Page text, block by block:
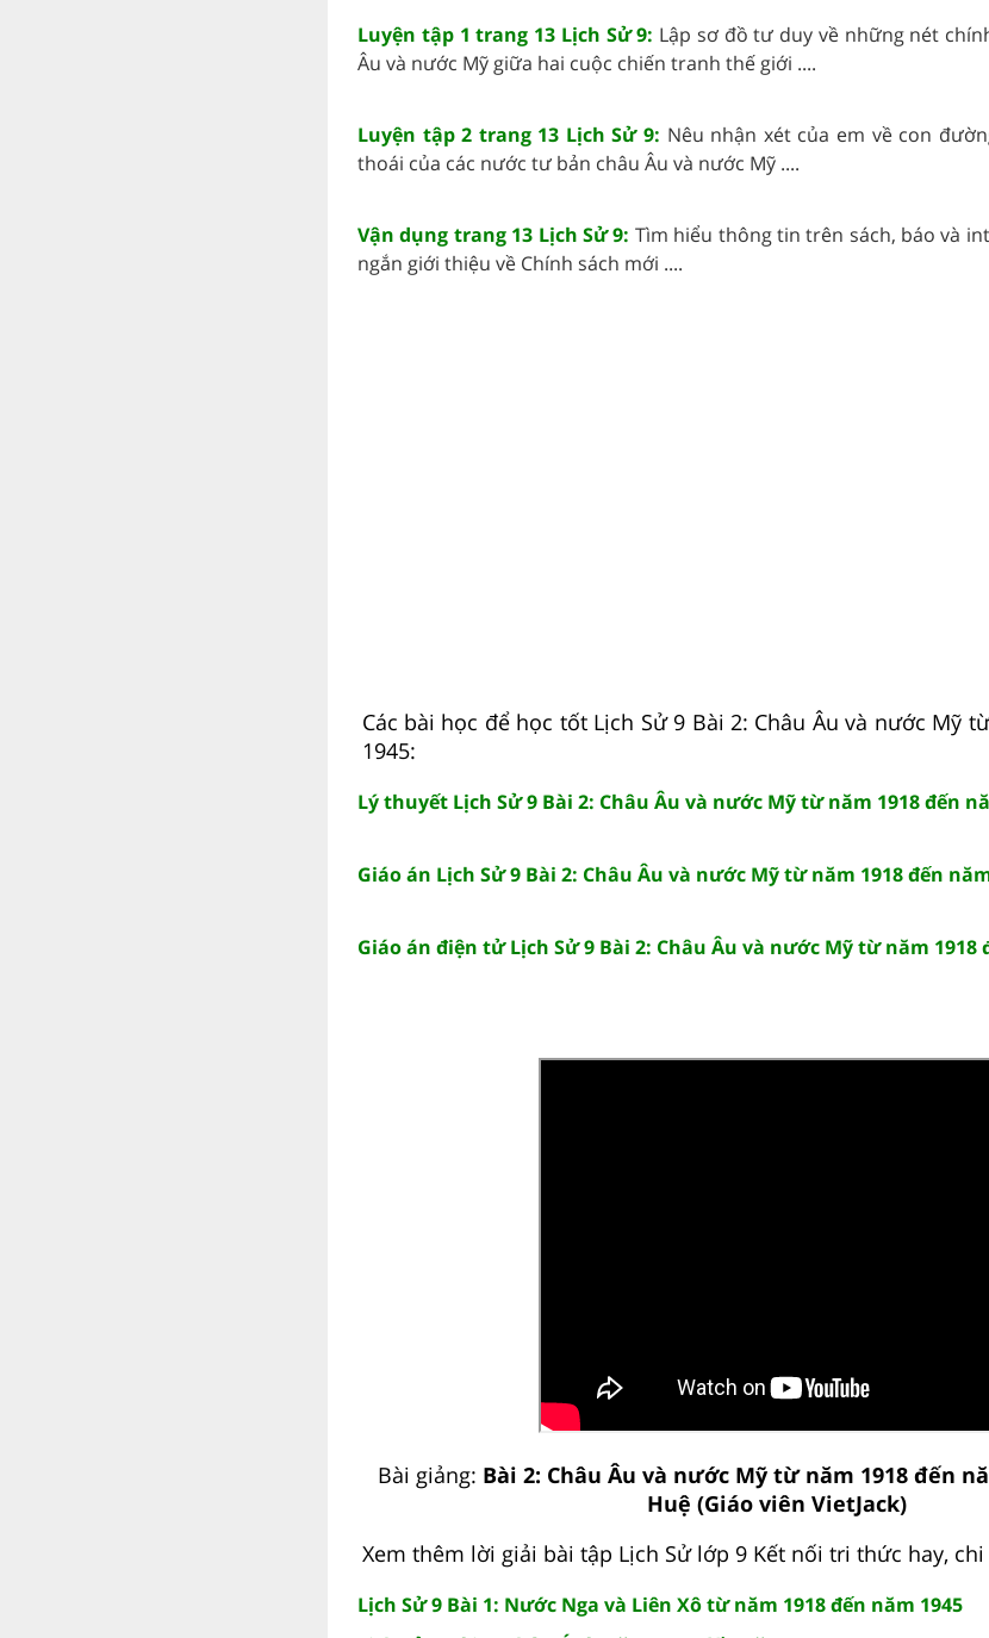
Luyện tập 1 trang 13 Lịch Sử 9: Lập sơ đồ tư duy về những nét
Âu và nước Mỹ giữa hai cuộc chiến tranh thế giới ....
Luyện tập 2 trang 13 Lịch Sử 9: Nêu nhận xét của em về con
thoái của các nước tư bản châu Âu và nước Mỹ ....
Vận dụng trang 13 Lịch Sử 9: Tìm hiểu thông tin trên sách, báo và
ngắn giới thiệu về Chính sách mới ....
Các bài học để học tốt Lịch Sử 9 Bài 2: Châu Âu và nước Mỹ
1945:
Lý thuyết Lịch Sử 9 Bài 2: Châu Âu và nước Mỹ từ năm 1918 đến
Giáo án Lịch Sử 9 Bài 2: Châu Âu và nước Mỹ từ năm 1918 đến
Giáo án điện tử Lịch Sử 9 Bài 2: Châu Âu và nước Mỹ từ năm 1918
Bài giảng: Bài 2: Châu Âu và nước Mỹ từ năm 1918 đến
Huệ (Giáo viên VietJack)
Xem thêm lời giải bài tập Lịch Sử lớp 9 Kết nối tri thức hay,
Lịch Sử 9 Bài 1: Nước Nga và Liên Xô từ năm 1918 đến năm 1945